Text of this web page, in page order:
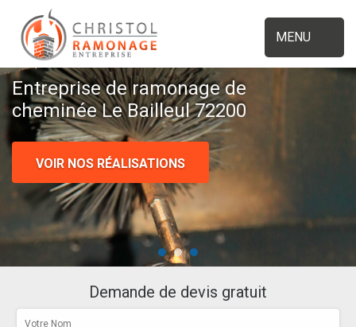
MENU
Entreprise de ramonage de
cheminée Le Bailleul 72200
VOIR NOS RÉALISATIONS
Demande de devis gratuit